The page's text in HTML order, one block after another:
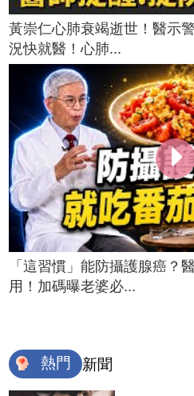
黃崇仁心肺衰竭逝世！醫示
況快就醫！心肺...
「這習慣」能防攝護腺癌？
用！加碼曝老婆必...
熱門 新聞